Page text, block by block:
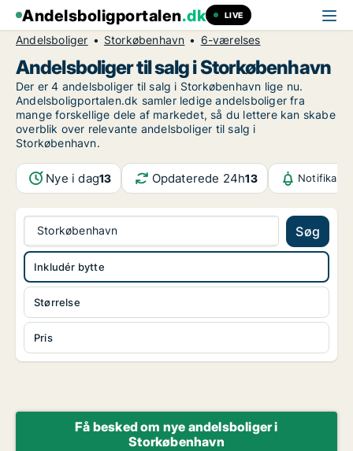
Andelsboligportalen.dk LIVE
Andelsboliger Storkøbenhavn 6-værelses
Andelsboliger til salg i Storkøbenhavn
Der er 4 andelsboliger til salg i Storkøbenhavn lige nu.
Andelsboligportalen.dk samler ledige andelsboliger fra
mange forskellige dele af markedet, så du lettere kan skabe
overblik over relevante andelsboliger til salg i
Storkøbenhavn.
Nye i dag13 Opdaterede 24h13
Storkøbenhavn Søg
Størrelse
Pris
Inkludér bytte
Få besked om nye andelsboliger i
Storkøbenhavn